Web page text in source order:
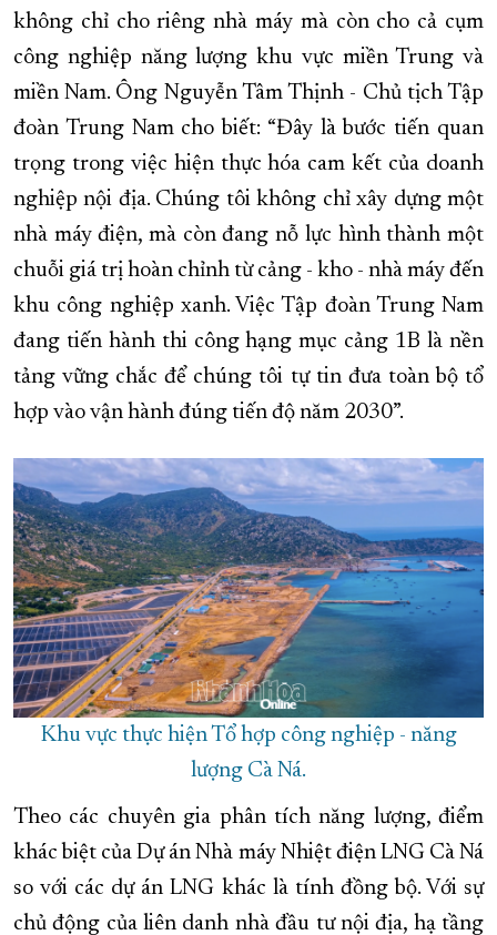
không chỉ cho riêng nhà máy mà còn cho cả cụm
công nghiệp năng lượng khu vực miền Trung và
miền Nam. Ông Nguyễn Tâm Thịnh - Chủ tịch Tập
đoàn Trung Nam cho biết: “Đây là bước tiến quan
trọng trong việc hiện thực hóa cam kết của doanh
nghiệp nội địa. Chúng tôi không chỉ xây dựng một
nhà máy điện, mà còn đang nỗ lực hình thành một
chuỗi giá trị hoàn chỉnh từ cảng - kho - nhà máy đến
khu công nghiệp xanh. Việc Tập đoàn Trung Nam
đang tiến hành thi công hạng mục cảng 1B là nền
tảng vững chắc để chúng tôi tự tin đưa toàn bộ tổ
hợp vào vận hành đúng tiến độ năm 2030”.
Khu vực thực hiện Tổ hợp công nghiệp - năng
lượng Cà Ná.
Theo các chuyên gia phân tích năng lượng, điểm
khác biệt của Dự án Nhà máy Nhiệt điện LNG Cà Ná
so với các dự án LNG khác là tính đồng bộ. Với sự
chủ động của liên danh nhà đầu tư nội địa, hạ tầng